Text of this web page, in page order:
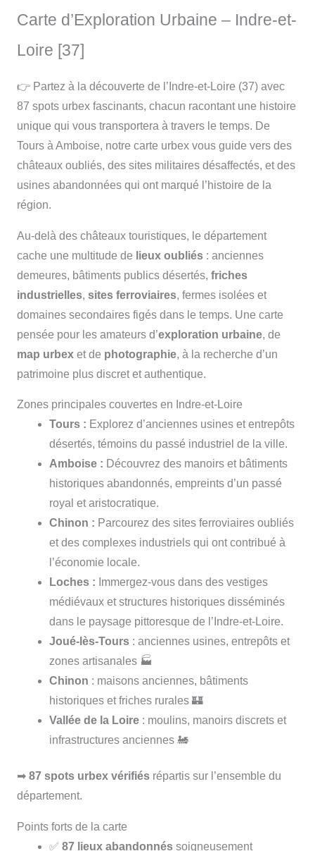
Carte d’Exploration Urbaine – Indre-et-
Loire [37]
👉 Partez à la découverte de l’Indre-et-Loire (37) avec
87 spots urbex fascinants, chacun racontant une histoire
unique qui vous transportera à travers le temps. De
Tours à Amboise, notre carte urbex vous guide vers des
châteaux oubliés, des sites militaires désaffectés, et des
usines abandonnées qui ont marqué l’histoire de la
région.
Au-delà des châteaux touristiques, le département
cache une multitude de lieux oubliés: anciennes
demeures, bâtiments publics désertés, friches
industrielles, sites ferroviaires, fermes isolées et
domaines secondaires figés dans le temps. Une carte
pensée pour les amateurs d’exploration urbaine, de
map urbexet de photographie, à la recherche d’un
patrimoine plus discret et authentique.
Zones principales couvertes en Indre-et-Loire
Tours : Explorez d’anciennes usines et entrepôts
désertés, témoins du passé industriel de la ville.
Amboise : Découvrez des manoirs et bâtiments
historiques abandonnés, empreints d’un passé
royal et aristocratique.
Chinon : Parcourez des sites ferroviaires oubliés
et des complexes industriels qui ont contribué à
l’économie locale.
Loches : Immergez-vous dans des vestiges
médiévaux et structures historiques disséminés
dans le paysage pittoresque de l’Indre-et-Loire.
Joué-lès-Tours : anciennes usines, entrepôts et
zones artisanales 🏭
Chinon : maisons anciennes, bâtiments
historiques et friches rurales 🏰
Vallée de la Loire : moulins, manoirs discrets et
infrastructures anciennes 🚂
➡ 87 spots urbex vérifiésrépartis sur l’ensemble du
département.
Points forts de la carte
✅87 lieux abandonnés soigneusement